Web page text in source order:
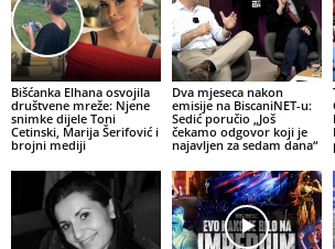
Bišćanka Elhana osvojila
društvene mreže: Njene
snimke dijele Toni
Cetinski, Marija Šerifović i
brojni mediji
Dva mjeseca nakon
emisije na BiscaniNET-u:
Sedić poručio „Još
čekamo odgovor koji je
najavljen za sedam dana“